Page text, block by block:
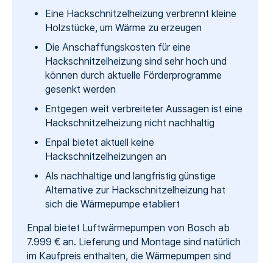
Eine Hackschnitzelheizung verbrennt kleine
Holzstücke, um Wärme zu erzeugen
Die Anschaffungskosten für eine
Hackschnitzelheizung sind sehr hoch und
können durch aktuelle Förderprogramme
gesenkt werden
Entgegen weit verbreiteter Aussagen ist eine
Hackschnitzelheizung nicht nachhaltig
Enpal bietet aktuell keine
Hackschnitzelheizungen an
Als nachhaltige und langfristig günstige
Alternative zur Hackschnitzelheizung hat
sich die Wärmepumpe etabliert
Enpal bietet Luftwärmepumpen von Bosch ab
7.999 € an. Lieferung und Montage sind natürlich
im Kaufpreis enthalten, die Wärmepumpen sind